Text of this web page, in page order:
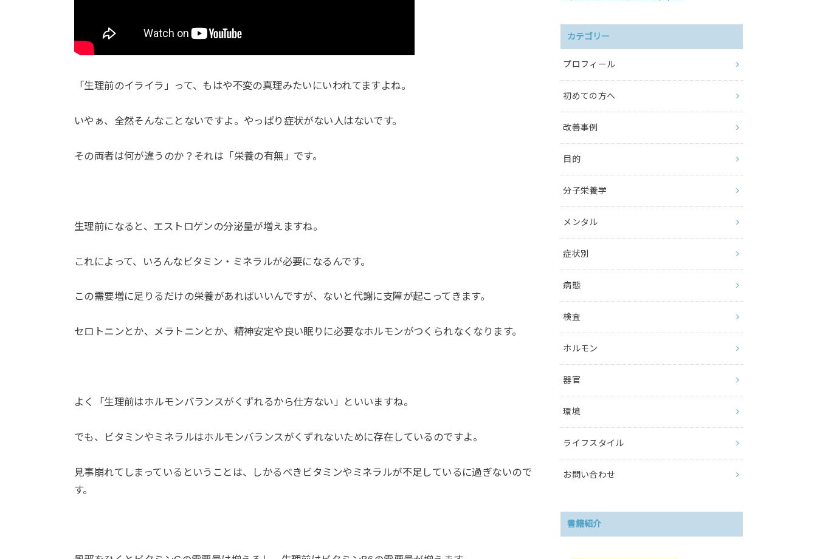
「生理前のイライラ」って、もはや不変の真理みたいにいわれてますよね。
いやぁ、全然そんなことないですよ。やっぱり症状がない人はないです。
その両者は何が違うのか？それは「栄養の有無」です。
生理前になると、エストロゲンの分泌量が増えますね。
これによって、いろんなビタミン・ミネラルが必要になるんです。
この需要増に足りるだけの栄養があればいいんですが、ないと代謝に支障が起こってきます。
セロトニンとか、メラトニンとか、精神安定や良い眠りに必要なホルモンがつくられなくなります。
よく「生理前はホルモンバランスがくずれるから仕方ない」といいますね。
でも、ビタミンやミネラルはホルモンバランスがくずれないために存在しているのですよ。
見事崩れてしまっているということは、しかるべきビタミンやミネラルが不足しているに過ぎないので
す。
カテゴリー
プロフィール
初めての方へ
改善事例
目的
分子栄養学
メンタル
症状別
病態
検査
ホルモン
器官
環境
ライフスタイル
お問い合わせ
書籍紹介